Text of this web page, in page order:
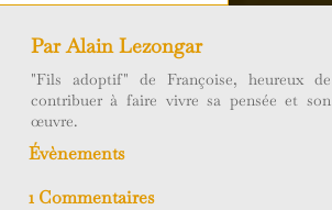
ParAlain Lezongar
"Fils adoptif" de Françoise, heureux de
contribuer à faire vivre sa pensée et son
œuvre.
Évènements
1 Commentaires